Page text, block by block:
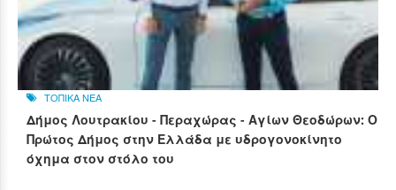
ΤΟΠΙΚΑ ΝΕΑ
Δήμος Λουτρακίου - Περαχώρας - Αγίων Θεοδώρων: Ο
Πρώτος Δήμος στην Ελλάδα με υδρογονοκίνητο
όχημα στον στόλο του